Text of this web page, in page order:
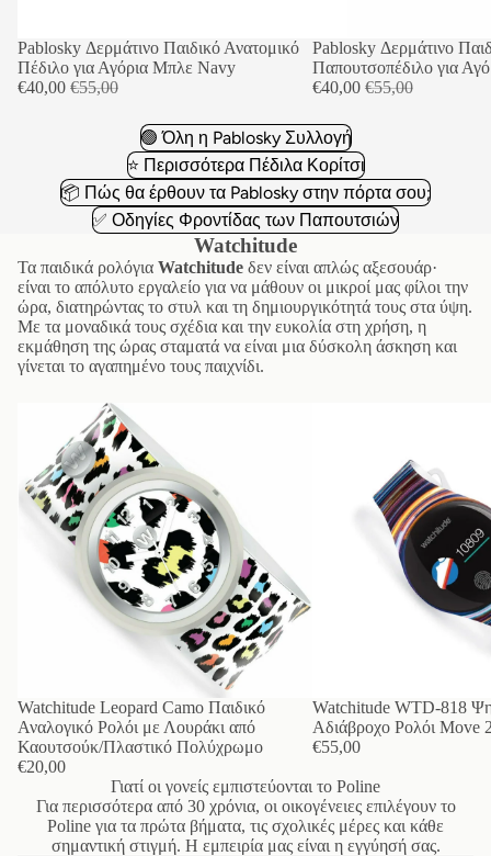
Έκπτωση
Pablosky Δερμάτινο Παιδικό Ανατομικό
Πέδιλο για Αγόρια Μπλε Navy
Τιμή έκπτωσης
€40,00 Κανονική τιμή
€55,00
Έκπτωση
Pablosky Δερμάτινο
Παπουτσοπέδιλο για
Τιμή έκπτωσης
€40,00 Κανονική τιμή
€55,00
🟢 Όλη η Pablosky Συλλογή
⭐ Περισσότερα Πέδιλα Κορίτσι
📦 Πώς θα έρθουν τα Pablosky στην πόρτα σου;
✅ Οδηγίες Φροντίδας των Παπουτσιών
Watchitude
Τα παιδικά ρολόγια Watchitude δεν είναι απλώς αξεσουάρ·
είναι το απόλυτο εργαλείο για να μάθουν οι μικροί μας φίλοι την
ώρα, διατηρώντας το στυλ και τη δημιουργικότητά τους στα ύψη.
Με τα μοναδικά τους σχέδια και την ευκολία στη χρήση, η
εκμάθηση της ώρας σταματά να είναι μια δύσκολη άσκηση και
γίνεται το αγαπημένο τους παιχνίδι.
Watchitude Leopard Camo Παιδικό
Αναλογικό Ρολόι με Λουράκι από
Καουτσούκ/Πλαστικό Πολύχρωμο
€20,00
Watchitude WTD-818
Αδιάβροχο Ρολόι Move
€55,00
Γιατί οι γονείς εμπιστεύονται το Poline
Για περισσότερα από 30 χρόνια, οι οικογένειες επιλέγουν το
Poline για τα πρώτα βήματα, τις σχολικές μέρες και κάθε
σημαντική στιγμή. Η εμπειρία μας είναι η εγγύησή σας.